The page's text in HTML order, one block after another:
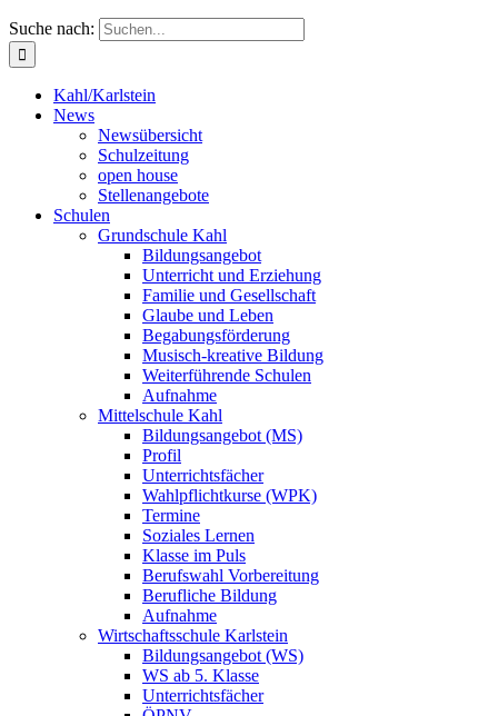
Suche nach:
Kahl/Karlstein
News
Newsübersicht
Schulzeitung
open house
Stellenangebote
Schulen
Grundschule Kahl
Bildungsangebot
Unterricht und Erziehung
Familie und Gesellschaft
Glaube und Leben
Begabungsförderung
Musisch-kreative Bildung
Weiterführende Schulen
Aufnahme
Mittelschule Kahl
Bildungsangebot (MS)
Profil
Unterrichtsfächer
Wahlpflichtkurse (WPK)
Termine
Soziales Lernen
Klasse im Puls
Berufswahl Vorbereitung
Berufliche Bildung
Aufnahme
Wirtschaftsschule Karlstein
Bildungsangebot (WS)
WS ab 5. Klasse
Unterrichtsfächer